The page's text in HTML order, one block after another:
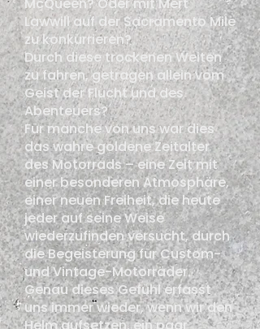
Lawwill auf der Sacramento Mile
zu konkurrieren?
Durch diese trockenen Weiten
zu fahren, getragen allein vom
Geist der Flucht und des
Abenteuers?
Für manche von uns war dies
das wahre goldene Zeitalter
des Motorrads – eine Zeit mit
einer besonderen Atmosphäre,
einer neuen Freiheit, die heute
jeder auf seine Weise
wiederzufinden versucht, durch
die Begeisterung für Custom-
und Vintage-Motorräder.
Genau dieses Gefühl erfasst
uns immer wieder, wenn wir den
Helm aufsetzen, ein paar